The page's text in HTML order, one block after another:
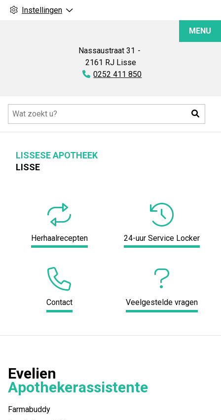
Instellingen
Nassaustraat 31
2161 RJ Lisse
Tel:
0252 411 850
MENU
LISSESE APOTHEEK
LISSE
Herhaalrecepten 24-uur Service Locker
Contact Veelgestelde vragen
Evelien
Apothekerassistente
Farmabuddy